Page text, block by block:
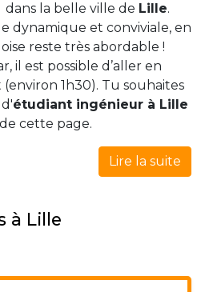
la belle ville de Lille.
dynamique et conviviale, en
reste très abordable !
il est possible d’aller en
1h30). Tu souhaites
étudiant ingénieur à Lille
cette page.
Lire la suite
à Lille